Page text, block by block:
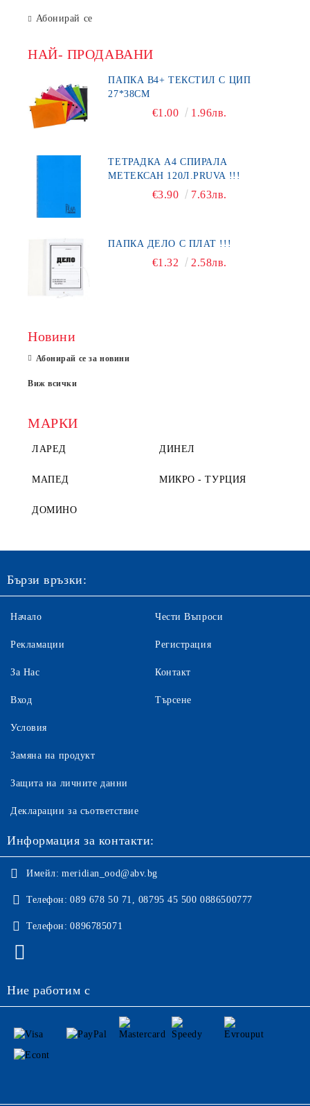
Абонирай се
НАЙ- ПРОДАВАНИ
ПАПКА В4+ ТЕКСТИЛ С ЦИП
27*38СМ
€1.00 1.96лв.
ТЕТРАДКА А4 СПИРАЛА
МЕТЕКСАН 120Л.PRUVA !!!
€3.90 7.63лв.
ПАПКА ДЕЛО С ПЛАТ !!!
€1.32 2.58лв.
Новини
Абонирай се за новини
Виж всички
МАРКИ
ЛАРЕД ДИНЕЛ
МАПЕД МИКРО - ТУРЦИЯ
ДОМИНО
Бързи връзки:
Начало
Рекламации
За Нас
Вход
Чести Въпроси
Регистрация
Контакт
Търсене
Условия
Замяна на продукт
Защита на личните данни
Декларации за съответствие
Информация за контакти:
Имейл: meridian_ood@abv.bg
Телефон: 089 678 50 71, 08795 45 500 0886500777
Телефон: 0896785071
Ние работим с